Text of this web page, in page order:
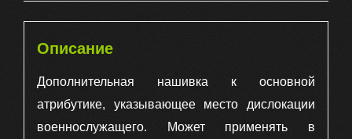
дуга,
Описание
Дополнительная нашивка к основной
атрибутике, указывающее место дислокации
военнослужащего. Может применять в